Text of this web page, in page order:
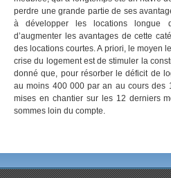
perdre une grande partie de ses
à développer les locations longue
d’augmenter les avantages de cette
des locations courtes. A priori, le moyen
crise du logement est de stimuler la
donné que, pour résorber le déficit de
au moins 400 000 par an au cours des
mises en chantier sur les 12 derniers
sommes loin du compte.